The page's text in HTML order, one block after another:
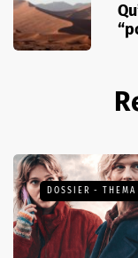
DOSSIER - THEMA